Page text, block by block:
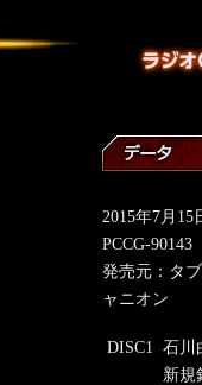
2015年7月15
PCCG-90143
発売元：タ
ャニオン
DISC1 石川
新規